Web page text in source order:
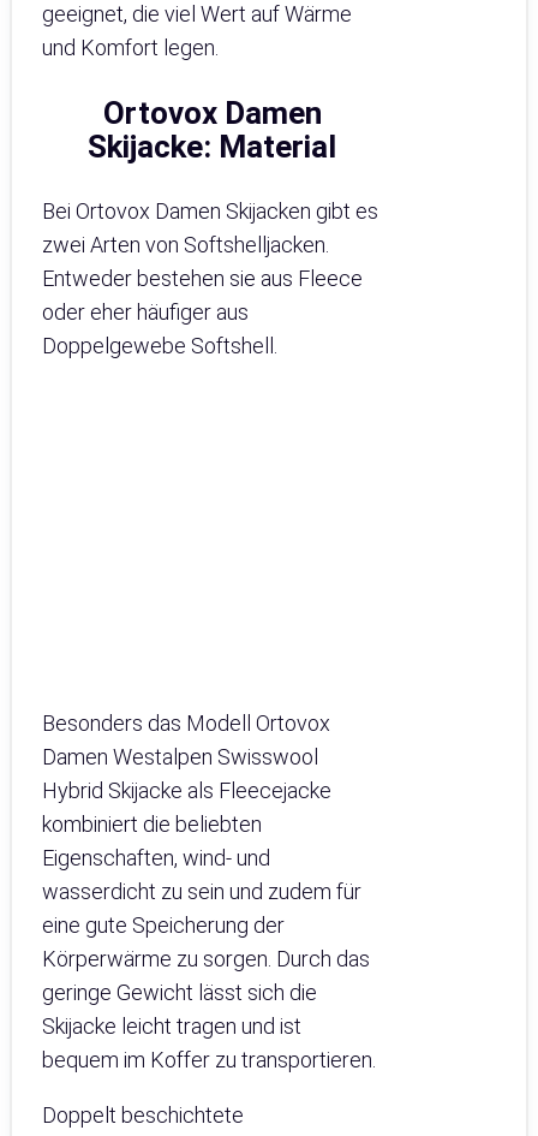
geeignet, die viel Wert auf Wärme
und Komfort legen.
Ortovox Damen
Skijacke: Material
Bei Ortovox Damen Skijacken gibt es
zwei Arten von Softshelljacken.
Entweder bestehen sie aus Fleece
oder eher häufiger aus
Doppelgewebe Softshell.
Besonders das Modell Ortovox
Damen Westalpen Swisswool
Hybrid Skijacke als Fleecejacke
kombiniert die beliebten
Eigenschaften, wind- und
wasserdicht zu sein und zudem für
eine gute Speicherung der
Körperwärme zu sorgen. Durch das
geringe Gewicht lässt sich die
Skijacke leicht tragen und ist
bequem im Koffer zu transportieren.
Doppelt beschichtete